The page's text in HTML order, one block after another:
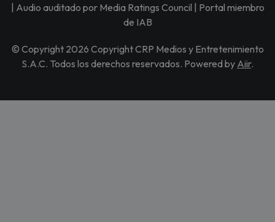
| Audio auditado por Media Ratings Council | Portal miembro
de IAB
© Copyright 2026 Copyright CRP Medios y Entretenimiento
S.A.C. Todos los derechos reservados. Powered by Aiir.